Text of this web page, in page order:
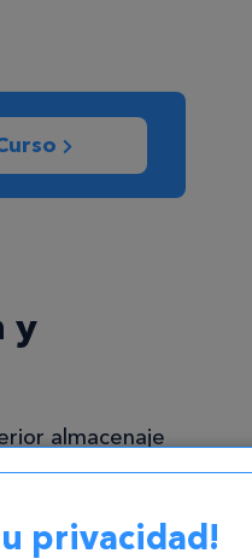
y
almacenaje
que
privacidad!